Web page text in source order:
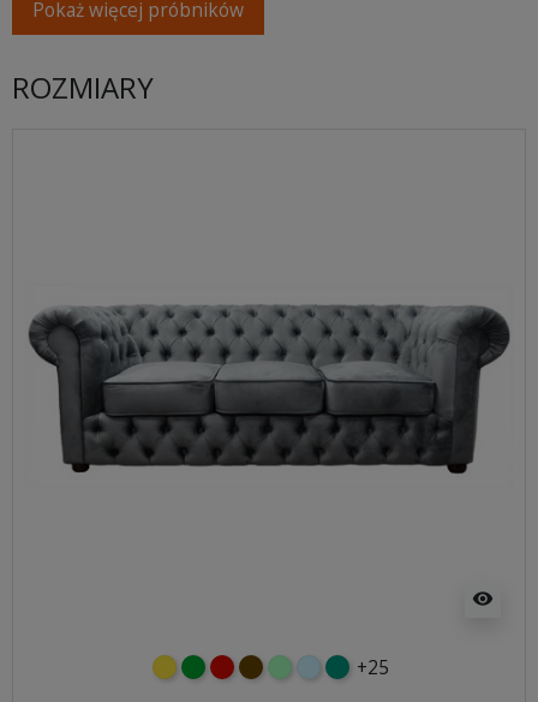
Pokaż więcej próbników
ROZMIARY
visibility
żółtyzielonyczerwony
czekoladowy
miętowybłękitny
turkusowy
+25